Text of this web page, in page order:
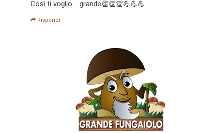
Così ti voglio.....grande👏👏👏💪💪💪
Rispondi